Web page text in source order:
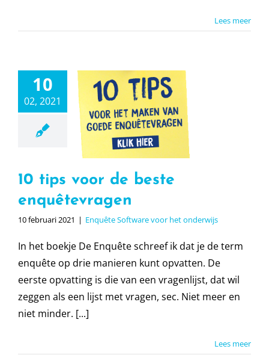
Lees meer
10
02, 2021
voor de
beste
10 tips voor de beste
enquêtevragen
10 februari 2021 | Enquête Software voor het onderwijs
In het boekje De Enquête schreef ik dat je de term
enquête op drie manieren kunt opvatten. De
eerste opvatting is die van een vragenlijst, dat wil
zeggen als een lijst met vragen, sec. Niet meer en
niet minder. [...]
Lees meer